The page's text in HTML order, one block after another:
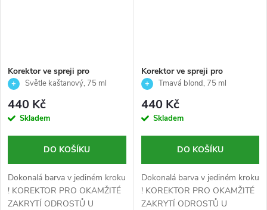
Korektor ve spreji pro
okamžité zakrytí odrostů -
Echosline - 75 ml
Světle kaštanový, 75 ml
440 Kč
Skladem
DO KOŠÍKU
Dokonalá barva v jediném kroku
! KOREKTOR PRO OKAMŽITÉ
ZAKRYTÍ ODROSTŮ U
Korektor ve spreji pro
okamžité zakrytí odrostů -
75 ml
Tmavá blond, 75 ml
440 Kč
Skladem
DO KOŠÍKU
Dokonalá barva v jediném kroku
! KOREKTOR PRO OKAMŽITÉ
ZAKRYTÍ ODROSTŮ U